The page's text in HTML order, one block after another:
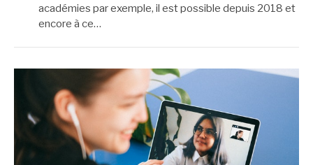
académies par exemple, il est possible depuis 2018 et
encore à ce…